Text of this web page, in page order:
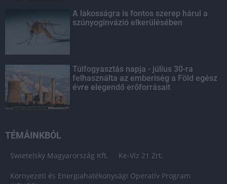
A lakosságra is fontos szerep hárul a
szúnyoginvázió elkerülésében
Túlfogyasztás napja - július 30-ra
felhasználta az emberiség a Föld egész
évre elegendő erőforrásait
TÉMÁINKBÓL
Swietelsky Magyarország Kft. Ke-Víz 21 Zrt.
Környezeti és Energiahatékonysági Operatív Program